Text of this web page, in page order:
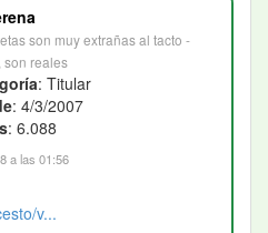
son muy extrañas al tacto -
son reales
: Titular
: 4/3/2007
: 6.088
a las 01:56
v...